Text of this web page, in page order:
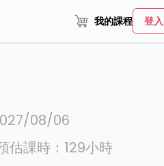
我的課程 登入
08/06
估課時： 129小時